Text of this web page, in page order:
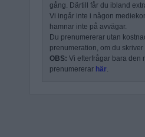
gång. Därtill får du ibland
Vi ingår inte i någon
hamnar inte på avvägar.
Du prenumererar utan
prenumeration, om du
OBS: Vi efterfrågar bara den
prenumererar här